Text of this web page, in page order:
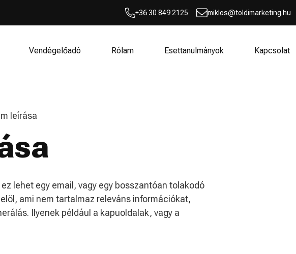
+36 30 849 2125 miklos@toldimarketing.hu
Vendégelőadó Rólam Esettanulmányok Kapcsolat
leírása
lehet egy email, vagy egy bosszantóan tolakodó
ami nem tartalmaz releváns információkat,
Ilyenek például a kapuoldalak, vagy a